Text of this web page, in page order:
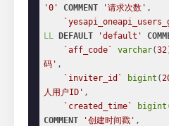
'0'
COMMENT '请求次数' ,
LL
DEFAULT 'default'
`aff_code`
varchar(32
码' ,
`inviter_id`
bigint (
人用户ID' ,
`created_time`
bigint
COMMENT
'创建时间戳' ,